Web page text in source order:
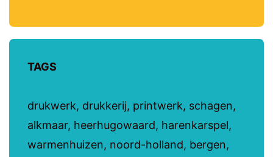
TAGS
drukwerk, drukkerij, printwerk, schagen,
alkmaar, heerhugowaard, harenkarspel,
warmenhuizen, noord-holland, bergen,